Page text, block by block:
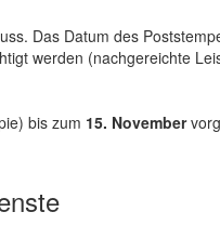
Das Datum des
werden (nachgereichte
bis zum 15. November